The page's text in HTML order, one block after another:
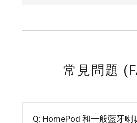
常見問題
Q: HomePod 和一般藍牙喇